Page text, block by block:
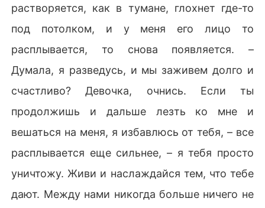
растворяется, как в тумане, глохнет где-то
под потолком, и у меня его лицо то
расплывается, то снова появляется. –
Думала, я разведусь, и мы заживем долго и
счастливо? Девочка, очнись. Если ты
продолжишь и дальше лезть ко мне и
вешаться на меня, я избавлюсь от тебя, – все
расплывается еще сильнее, – я тебя просто
уничтожу. Живи и наслаждайся тем, что тебе
дают. Между нами никогда больше ничего не